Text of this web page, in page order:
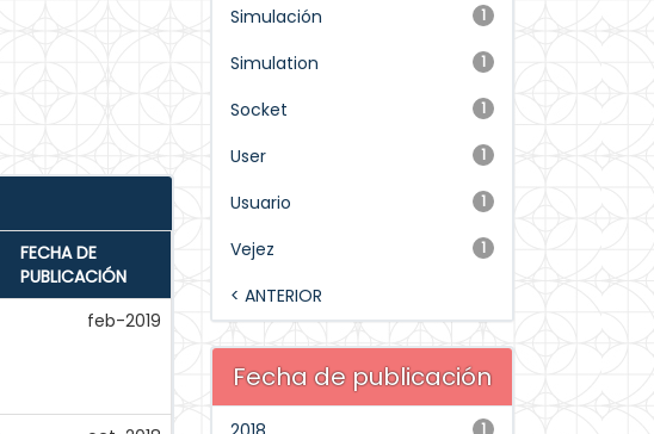
FECHA DE
PUBLICACIÓN
feb-2019
1
Simulación
1
Simulation
1
Socket
1
User
1
Usuario
1
Vejez
< ANTERIOR
Fecha de publicación
1